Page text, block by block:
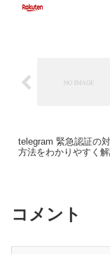
telegram 緊急認証の
方法をわかりやすく
コメント